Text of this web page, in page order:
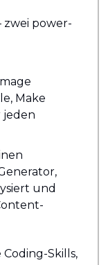
zwei power-
Make
jeden
und
Skills,